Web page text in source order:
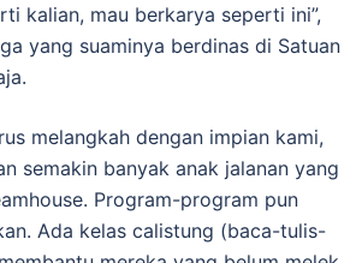
kalian, mau berkarya seperti ini”,
yang suaminya berdinas di Satuan
melangkah dengan impian kami,
semakin banyak anak jalanan yang
Program-program pun
Ada kelas calistung (baca-tulis-